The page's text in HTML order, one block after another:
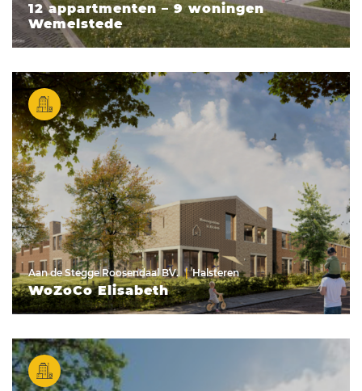
12 appartmenten – 9 woningen
Wemelstede
Aan de Stegge Roosendaal BV. Halsteren
WoZoCo Elisabeth